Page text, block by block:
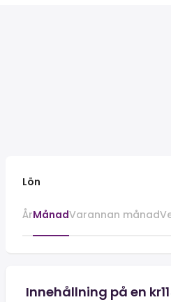
Lön
ÅrMånadVarannan månad
Innehållning på en